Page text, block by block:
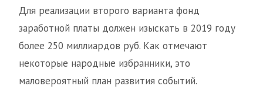
Для реализации второго варианта фонд
заработной платы должен изыскать в 2019 году
более 250 миллиардов руб. Как отмечают
некоторые народные избранники, это
маловероятный план развития событий.